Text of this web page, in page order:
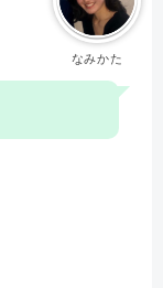
なみかた